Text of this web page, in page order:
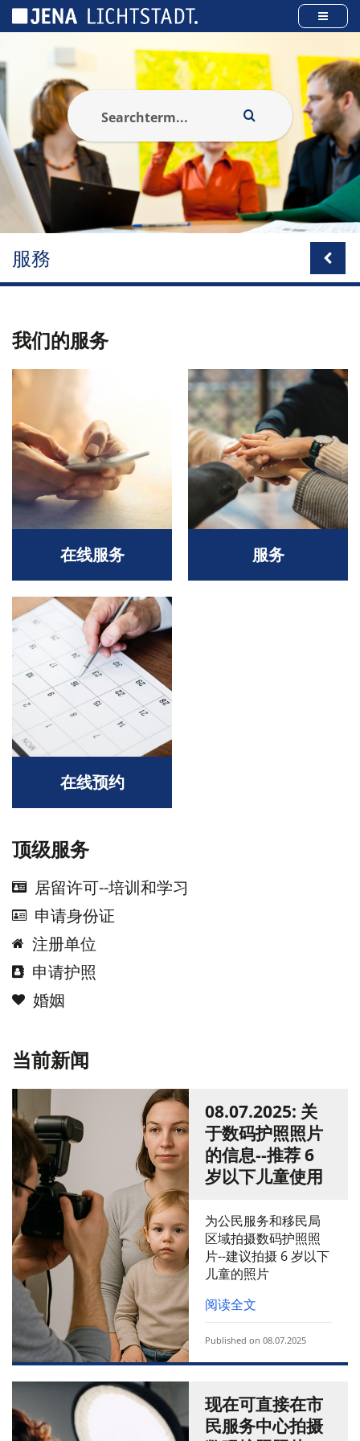
服務
我们的服务
在线服务 服务
在线预约
顶级服务
居留许可--培训和学习
申请身份证
注册单位
申请护照
婚姻
当前新闻
08.07.2025: 关
于数码护照照片
的信息--推荐 6
岁以下儿童使用
为公民服务和移民局
区域拍摄数码护照照
片--建议拍摄 6 岁以下
儿童的照片
阅读全文
Published on 08.07.2025
现在可直接在市
民服务中心拍摄
Cookies management panel